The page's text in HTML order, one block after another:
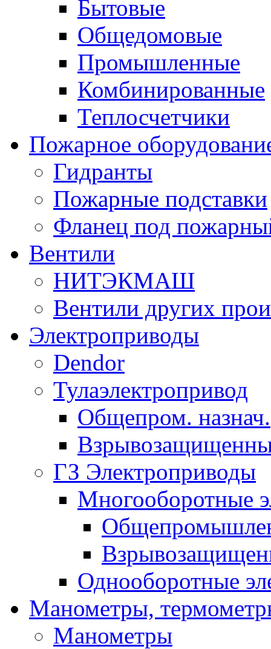
Бытовые
Общедомовые
Промышленные
Комбинированные
Теплосчетчики
Пожарное
Гидранты
Пожарные подставки
Фланец под
Вентили
НИТЭКМАШ
Вентили других
Электроприводы
Dendor
Тулаэлектропривод
Общепром. назнач.
ГЗ Электроприводы
Многооборотные
Однооборотные
Манометры,
Манометры